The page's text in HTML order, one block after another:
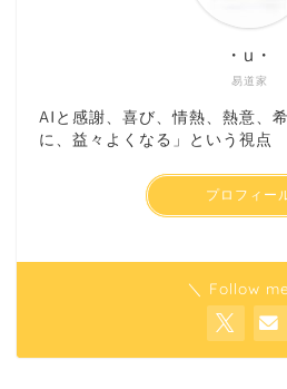
易道家
・u・
AIと感謝、喜び、情熱、熱意、
に、益々よくなる」という視点
プロフィー
＼ Follow